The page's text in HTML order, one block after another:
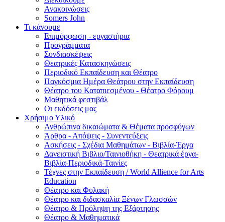
Ανακοινώσεις
Somers John
Τι κάνουμε
Επιμόρφωση - εργαστήρια
Προγράμματα
Συνδιασκέψεις
Θεατρικές Κατασκηνώσεις
Περιοδικό Εκπαίδευση και Θέατρο
Παγκόσμια Ημέρα Θεάτρου στην Εκπαίδευση
Θέατρο του Καταπιεσμένου - Θέατρο Φόρουμ
Μαθητικά φεστιβάλ
Οι εκδόσεις μας
Χρήσιμο Υλικό
Ανθρώπινα δικαιώματα & Θέματα προσφύγων
Άρθρα - Απόψεις - Συνεντεύξεις
Ασκήσεις - Σχέδια Μαθημάτων - Βιβλία-Έργα
Δανειστική Βιβλιο/Ταινιοθήκη - Θεατρικά έργα-
Βιβλία-Περιοδικά-Ταινίες
Τέχνες στην Εκπαίδευση / World Allience for Arts
Education
Θέατρο και Φυλακή
Θέατρο και διδασκαλία Ξένων Γλωσσών
Θέατρο & Πρόληψη της Εξάρτησης
Θέατρο & Μαθηματικά